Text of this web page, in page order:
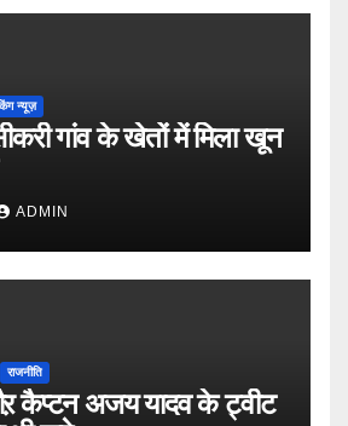
न्यूज़
गांव के खेतों में मिला खून
ADMIN
राजनीति
कैप्टन अजय यादव के ट्वीट